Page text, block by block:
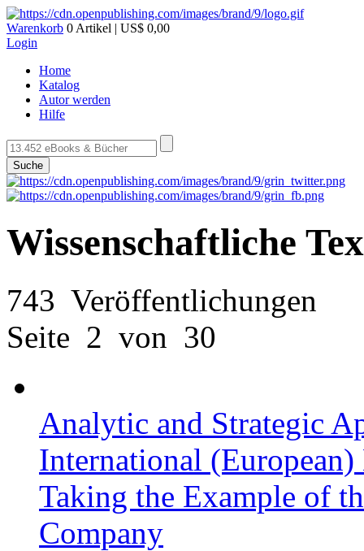
Warenkorb 0 Artikel | US$ 0,00
Login
Home
Katalog
Autor werden
Hilfe
Suche
Wissenschaftliche
743 Veröffentlichungen
Seite 2 von 30
Analytic and Strategic
International (European)
Taking the Example of
Company